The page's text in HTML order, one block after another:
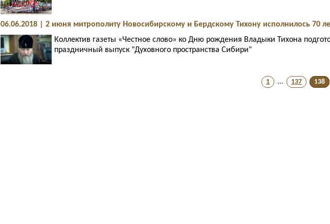
06.06.2018 | 2 июня митрополиту Новосибирскому и Бердскому Тихону исполнилось 70
Коллектив газеты «Честное слово» ко Дню рождения Владыки Тихона
праздничный выпуск "Духовного пространства Сибири"
1 ... 137 138